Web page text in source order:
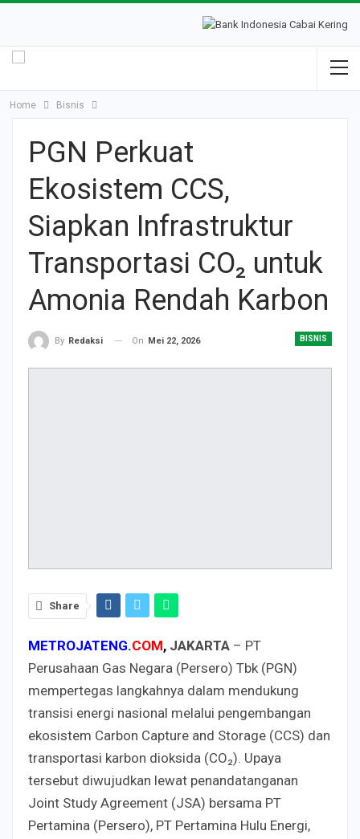
Home Bisnis
PGN Perkuat
Ekosistem CCS,
Siapkan Infrastruktur
Transportasi CO₂ untuk
Amonia Rendah Karbon
BISNIS
By Redaksi On Mei 22, 2026
Share
METROJATENG.COM, JAKARTA – PT
Perusahaan Gas Negara (Persero) Tbk (PGN)
mempertegas langkahnya dalam mendukung
transisi energi nasional melalui pengembangan
ekosistem Carbon Capture and Storage (CCS) dan
transportasi karbon dioksida (CO₂). Upaya
tersebut diwujudkan lewat penandatanganan
Joint Study Agreement (JSA) bersama PT
Pertamina (Persero), PT Pertamina Hulu Energi,